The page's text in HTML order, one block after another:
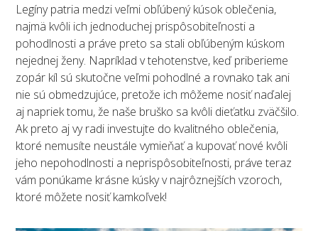
Legíny patria medzi veľmi obľúbený kúsok oblečenia,
najmä kvôli ich jednoduchej prispôsobiteľnosti a
pohodlnosti a práve preto sa stali obľúbeným kúskom
nejednej ženy. Napríklad v tehotenstve, keď priberieme
zopár kíl sú skutočne veľmi pohodlné a rovnako tak ani
nie sú obmedzujúce, pretože ich môžeme nosiť naďalej
aj napriek tomu, že naše bruško sa kvôli dieťatku zväčšilo.
Ak preto aj vy radi investujte do kvalitného oblečenia,
ktoré nemusíte neustále vymieňať a kupovať nové kvôli
jeho nepohodlnosti a neprispôsobiteľnosti, práve teraz
vám ponúkame krásne kúsky v najrôznejších vzoroch,
ktoré môžete nosiť kamkoľvek!